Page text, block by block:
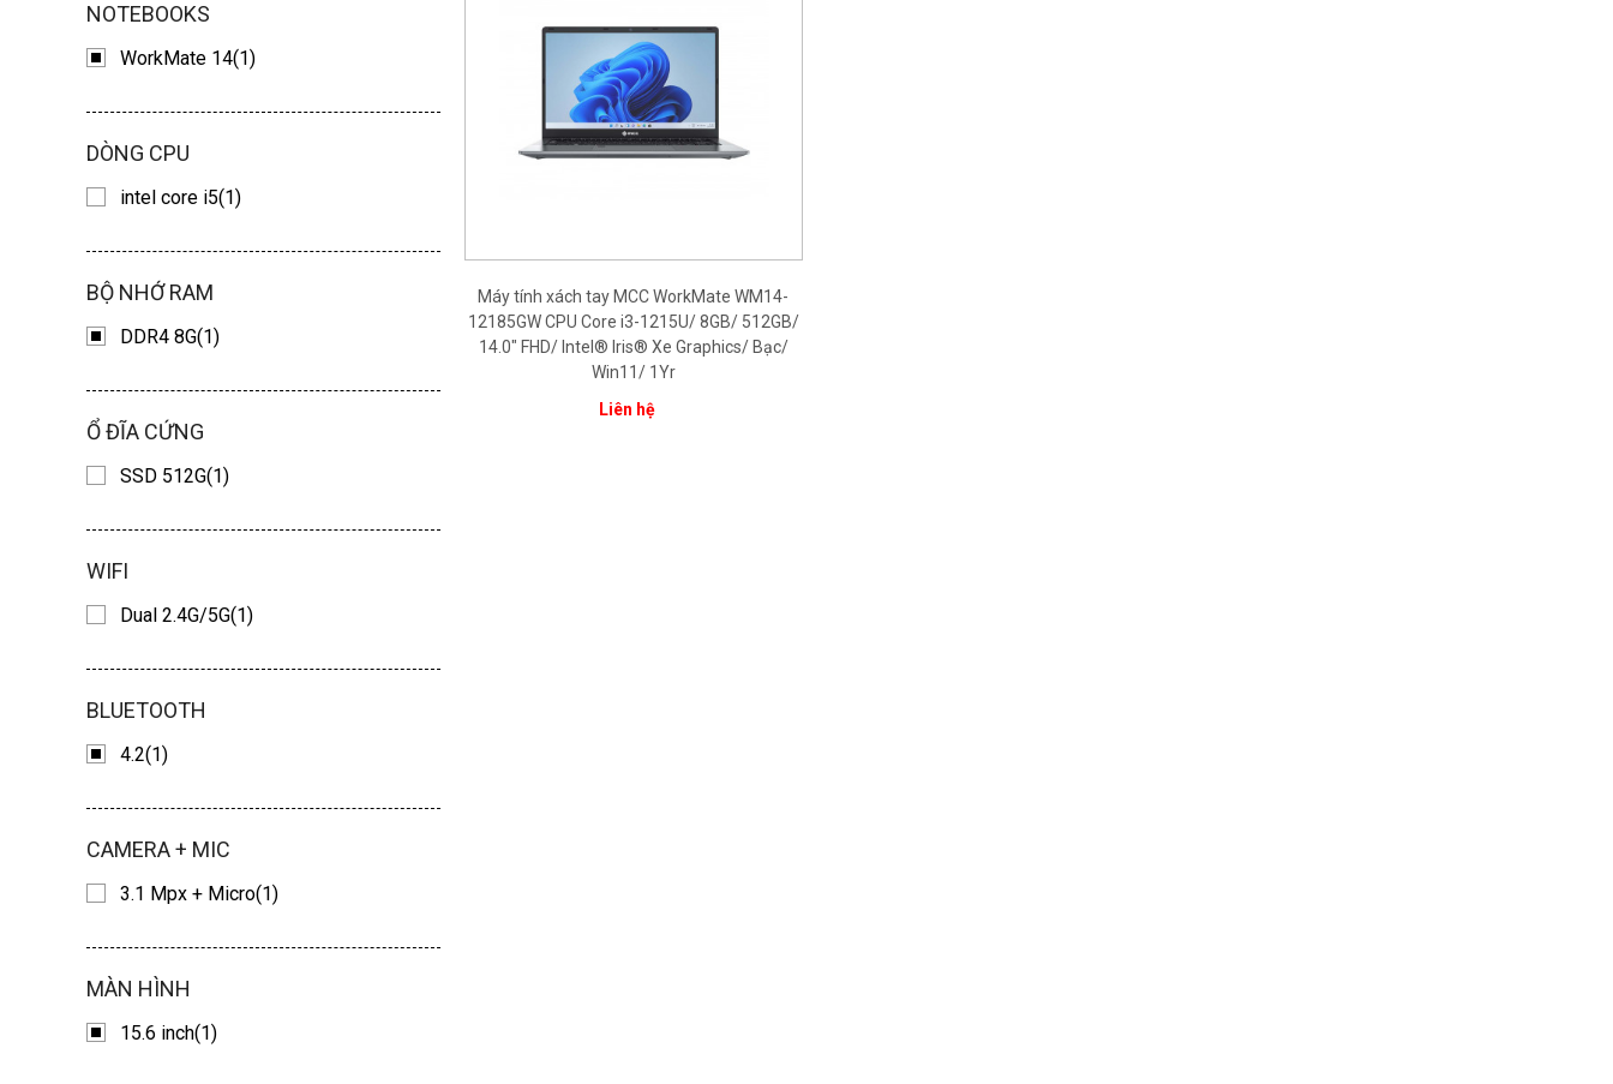
NOTEBOOKS
WorkMate 14(1)
DÒNG CPU
intel core i5(1)
BỘ NHỚ RAM
DDR4 8G(1)
Ổ ĐĨA CỨNG
SSD 512G(1)
WIFI
Dual 2.4G/5G(1)
BLUETOOTH
4.2(1)
CAMERA + MIC
3.1 Mpx + Micro(1)
MÀN HÌNH
15.6 inch(1)
Máy tính xách tay MCC WorkMate WM14-
12185GW CPU Core i3-1215U/ 8GB/ 512GB/
14.0" FHD/ Intel® Iris® Xe Graphics/ Bạc/
Win11/ 1Yr
Liên hệ